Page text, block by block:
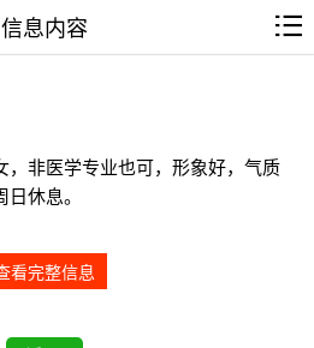
信息内容
，非医学专业也可，形象好，气质
休息。
看完整信息